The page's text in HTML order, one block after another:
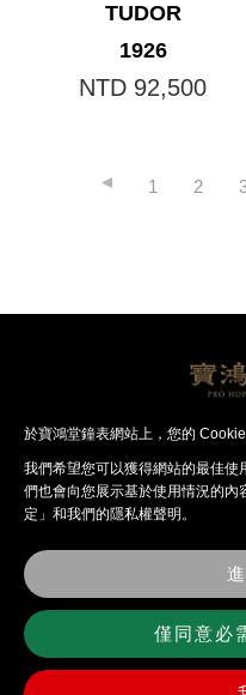
TUDOR
1926
NTD 92,500
1 2
最
關
堂
品
牌
於寶鴻堂鐘表網站上，您的
我們希望您可以獲得網站的最佳
們也會向您展⽰基於使⽤情況的
定」和我們的隱私權聲明。
僅同意必